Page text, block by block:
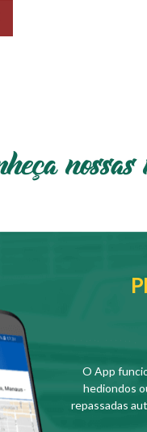
O App
hediondos
repassadas